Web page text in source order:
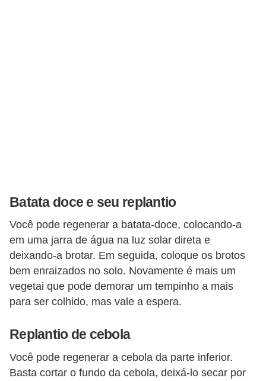
Batata doce e seu replantio
Você pode regenerar a batata-doce, colocando-a
em uma jarra de água na luz solar direta e
deixando-a brotar. Em seguida, coloque os brotos
bem enraizados no solo. Novamente é mais um
vegetai que pode demorar um tempinho a mais
para ser colhido, mas vale a espera.
Replantio de cebola
Você pode regenerar a cebola da parte inferior.
Basta cortar o fundo da cebola, deixá-lo secar por